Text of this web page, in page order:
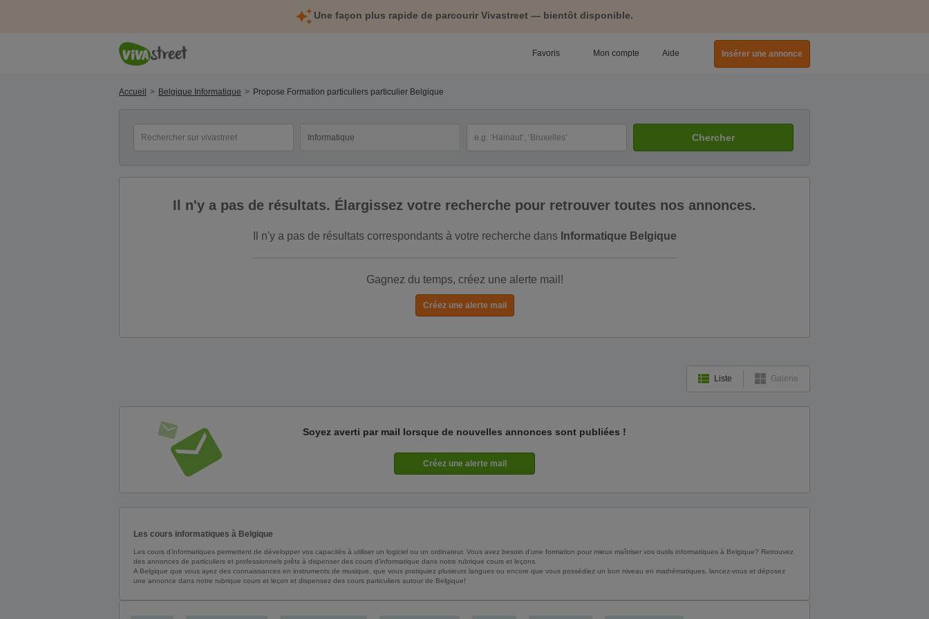
Une façon plus rapide de parcourir Vivastreet — bientôt disponible.
Favoris Mon compte Aide Insérer une annonce
Accueil Belgique Informatique Propose Formation particuliers particulier Belgique
Chercher
Il n'y a pas de résultats. Élargissez votre recherche pour retrouver toutes nos annonces.
Il n'y a pas de résultats correspondants à votre recherche dans Informatique Belgique
Gagnez du temps, créez une alerte mail!
Liste Galerie
Soyez averti par mail lorsque de nouvelles annonces sont publiées !
Les cours informatiques à Belgique
Les cours d’informatiques permettent de développer vos capacités à utiliser un logiciel ou un ordinateur. Vous avez besoin d’une formation pour mieux maîtriser vos outils informatiques à Belgique? Retrouvez
des annonces de particuliers et professionnels prêts à dispenser des cours d’informatique dans notre rubrique cours et leçons.
A Belgique que vous ayez des connaissances en instruments de musique, que vous pratiquiez plusieurs langues ou encore que vous possédiez un bon niveau en mathématiques, lancez-vous et déposez
une annonce dans notre rubrique cours et leçon et dispensez des cours particuliers autour de Belgique!